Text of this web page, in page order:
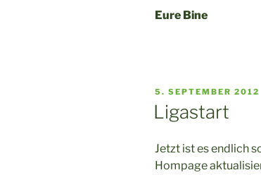
Eure Bine
VERÖFFENTLICHT
5. SEPTEMBER 2012
Ligastart
Jetzt ist es endlich
Hompage